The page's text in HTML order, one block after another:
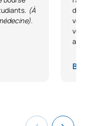
(Cadre européen
en espagnol.
une étude
(À